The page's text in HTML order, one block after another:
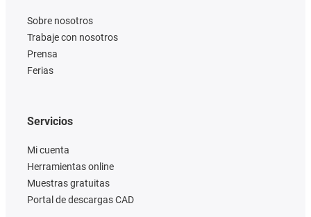
Sobre nosotros
Trabaje con nosotros
Prensa
Ferias
Servicios
Mi cuenta
Herramientas online
Muestras gratuitas
Portal de descargas CAD